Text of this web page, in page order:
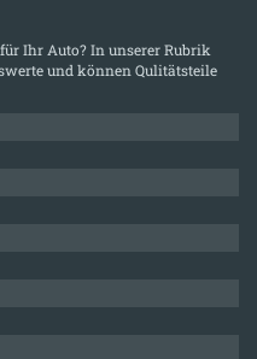
Ihr Auto? In unserer Rubrik
und können Qulitätsteile